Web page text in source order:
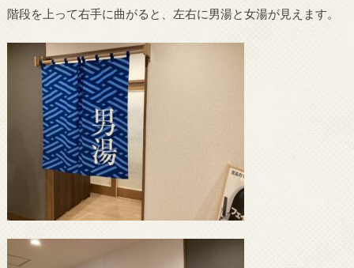
階段を上って右手に曲がると、左右に男湯と女湯が見えます。